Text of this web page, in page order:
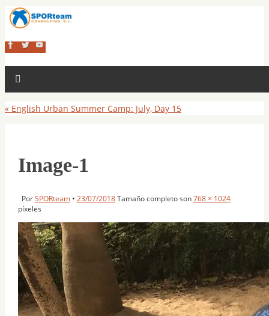
« English Urban Summer Camp: July, Day 15
Image-1
PorSPORteam • 23/07/2018 Tamaño completo son768 × 1024
píxeles